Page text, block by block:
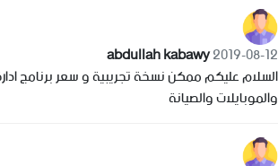
abdullah kabawy2019-08-12
السلام عليكم ممكن نسخة تجريبية و سعر برنامج
والموبايلات والصيانة